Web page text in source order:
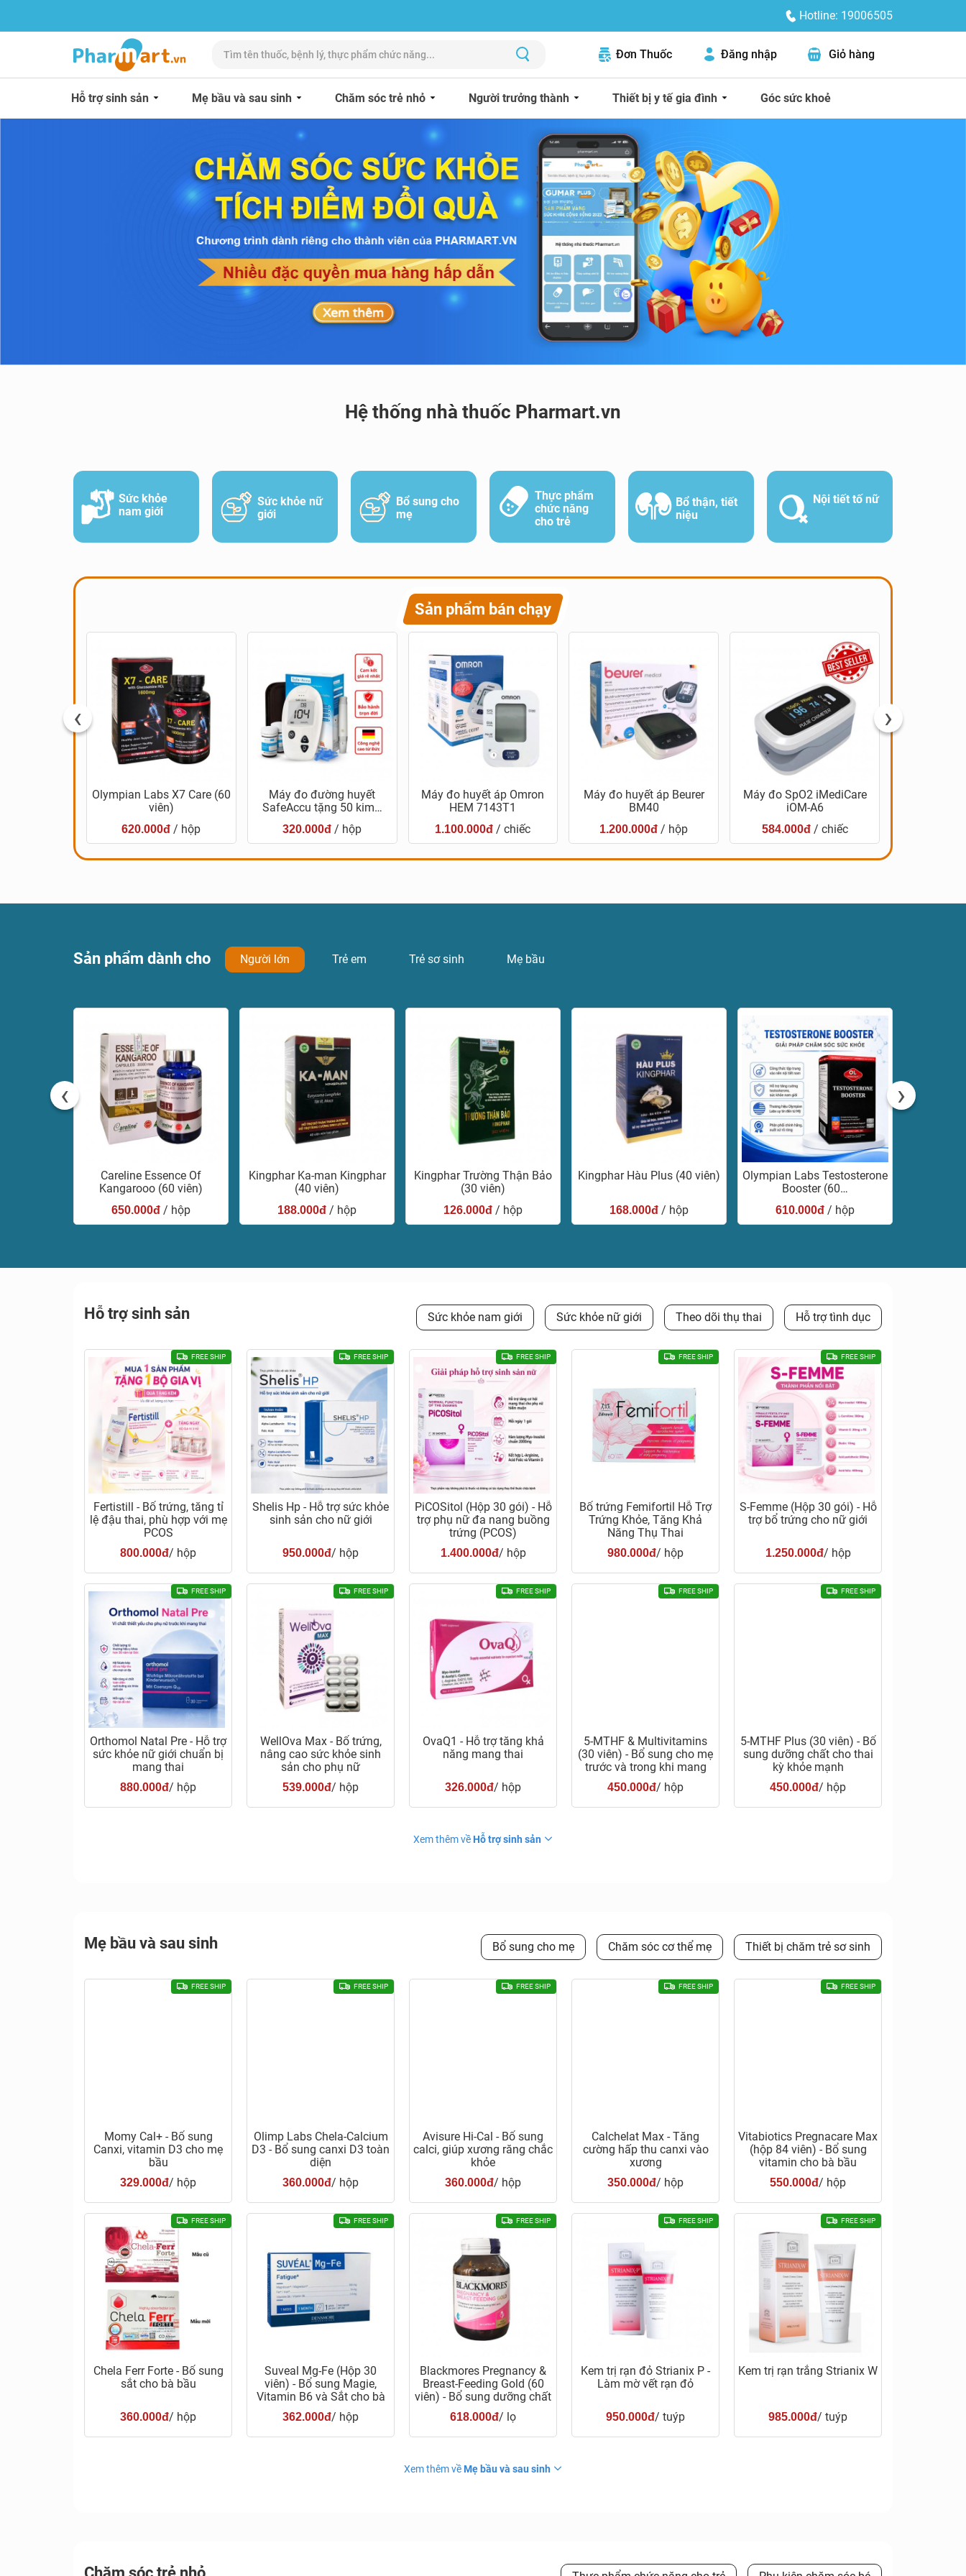
Hotline: 19006505
Đơn Thuốc Đăng nhập Giỏ hàng
Hỗ trợ sinh sản Mẹ bầu và sau sinh Chăm sóc trẻ nhỏ Người trưởng thành Thiết bị y tế gia đình Góc sức khoẻ
Hệ thống nhà thuốc Pharmart.vn
Sức khỏe
nam giới
Sức khỏe nữ
giới
Bổ sung cho
mẹ
Thực phẩm
chức năng
cho trẻ
Bổ thận, tiết
niệu
Nội tiết tố nữ
Sản phẩm bán chạy
Olympian Labs X7 Care (60
viên)
620.000đ / hộp
Máy đo đường huyết
SafeAccu tặng 50 kim…
320.000đ / hộp
Máy đo huyết áp Omron
HEM 7143T1
1.100.000đ / chiếc
Máy đo huyết áp Beurer
BM40
1.200.000đ / hộp
Máy đo SpO2 iMediCare
iOM-A6
584.000đ/ chiếc
‹ ›
Sản phẩm dành cho Người lớn Trẻ em Trẻ sơ sinh Mẹ bầu
Careline Essence Of
Kangarooo (60 viên)
650.000đ / hộp
Kingphar Ka-man Kingphar
(40 viên)
188.000đ / hộp
Kingphar Trường Thận Bảo
(30 viên)
126.000đ / hộp
Kingphar Hàu Plus (40 viên)
168.000đ / hộp
Olympian Labs Testosterone
Booster (60…
610.000đ / hộp
‹ ›
Hỗ trợ sinh sản Sức khỏe nam giới Sức khỏe nữ giới Theo dõi thụ thai Hỗ trợ tình dục
FREE SHIP
Fertistill - Bổ trứng, tăng tỉ
lệ đậu thai, phù hợp với mẹ
PCOS
800.000đ/ hộp
FREE SHIP
Shelis Hp - Hỗ trợ sức khỏe
sinh sản cho nữ giới
950.000đ/ hộp
FREE SHIP
PiCOSitol (Hộp 30 gói) - Hỗ
trợ phụ nữ đa nang buồng
trứng (PCOS)
1.400.000đ/ hộp
FREE SHIP
Bổ trứng Femifortil Hỗ Trợ
Trứng Khỏe, Tăng Khả
Năng Thụ Thai
980.000đ/ hộp
FREE SHIP
S-Femme (Hộp 30 gói) - Hỗ
trợ bổ trứng cho nữ giới
1.250.000đ/ hộp
FREE SHIP
Orthomol Natal Pre - Hỗ trợ
sức khỏe nữ giới chuẩn bị
mang thai
880.000đ/ hộp
FREE SHIP
WellOva Max - Bổ trứng,
nâng cao sức khỏe sinh
sản cho phụ nữ
539.000đ/ hộp
FREE SHIP
OvaQ1 - Hỗ trợ tăng khả
năng mang thai
326.000đ/ hộp
FREE SHIP
5-MTHF & Multivitamins
(30 viên) - Bổ sung cho mẹ
trước và trong khi mang
thai
450.000đ/ hộp
FREE SHIP
5-MTHF Plus (30 viên) - Bổ
sung dưỡng chất cho thai
kỳ khỏe mạnh
450.000đ/ hộp
Xem thêm về Hỗ trợ sinh sản
Mẹ bầu và sau sinh Bổ sung cho mẹ Chăm sóc cơ thể mẹ Thiết bị chăm trẻ sơ sinh
FREE SHIP
Momy Cal+ - Bổ sung
Canxi, vitamin D3 cho mẹ
bầu
329.000đ/ hộp
FREE SHIP
Olimp Labs Chela-Calcium
D3 - Bổ sung canxi D3 toàn
diện
360.000đ/ hộp
FREE SHIP
Avisure Hi-Cal - Bổ sung
calci, giúp xương răng chắc
khỏe
360.000đ/ hộp
FREE SHIP
Calchelat Max - Tăng
cường hấp thu canxi vào
xương
350.000đ/ hộp
FREE SHIP
Vitabiotics Pregnacare Max
(hộp 84 viên) - Bổ sung
vitamin cho bà bầu
550.000đ/ hộp
FREE SHIP
Chela Ferr Forte - Bổ sung
sắt cho bà bầu
360.000đ/ hộp
FREE SHIP
Suveal Mg-Fe (Hộp 30
viên) - Bổ sung Magie,
Vitamin B6 và Sắt cho bà
bầu
362.000đ/ hộp
FREE SHIP
Blackmores Pregnancy &
Breast-Feeding Gold (60
viên) - Bổ sung dưỡng chất
cho bà bầu
618.000đ/ lọ
FREE SHIP
Kem trị rạn đỏ Strianix P -
Làm mờ vết rạn đỏ
950.000đ/ tuýp
FREE SHIP
Kem trị rạn trắng Strianix W
985.000đ/ tuýp
Xem thêm về Mẹ bầu và sau sinh